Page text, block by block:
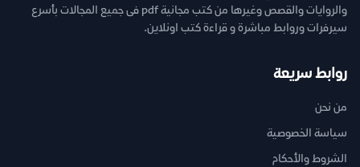
والروايات والقصص وغيرها من كتب مجانية pdf فى جميع المجالات بأسرع
سيرفرات وروابط مباشرة و قراءة كتب اونلاين.
روابط سريعة
من نحن
سياسة الخصوصية
الشروط والأحكام